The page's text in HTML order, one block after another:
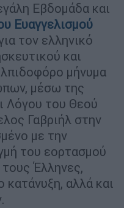
Εβδομάδα και
Ευαγγελισμού
τον ελληνικό
και
μήνυμα
μέσω της
Λόγου του Θεού
Γαβριήλ στην
με την
του εορτασμού
Έλληνες,
κατάνυξη, αλλά και